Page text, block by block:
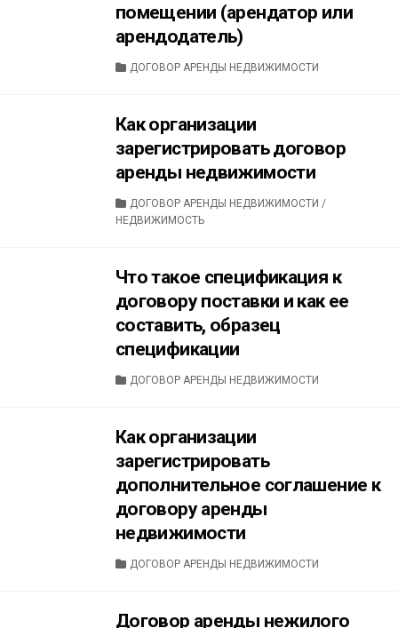
помещении (арендатор или
арендодатель)
CATEGORIES
ДОГОВОР АРЕНДЫ НЕДВИЖИМОСТИ
Как организации
зарегистрировать договор
аренды недвижимости
CATEGORIES
ДОГОВОР АРЕНДЫ НЕДВИЖИМОСТИ /
НЕДВИЖИМОСТЬ
Что такое спецификация к
договору поставки и как ее
составить, образец
спецификации
CATEGORIES
ДОГОВОР АРЕНДЫ НЕДВИЖИМОСТИ
Как организации
зарегистрировать
дополнительное соглашение к
договору аренды
недвижимости
CATEGORIES
ДОГОВОР АРЕНДЫ НЕДВИЖИМОСТИ
Договор аренды нежилого